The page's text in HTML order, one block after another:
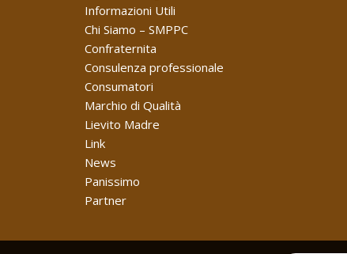
Informazioni Utili
Chi Siamo – SMPPC
Confraternita
Consulenza professionale
Consumatori
Marchio di Qualità
Lievito Madre
Link
News
Panissimo
Partner